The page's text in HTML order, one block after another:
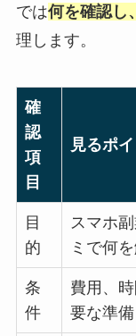
では何を確認し
理します。
確
認
項
目
見るポ
目
的
スマホ
ミで何
条
件
費用、
要な準備